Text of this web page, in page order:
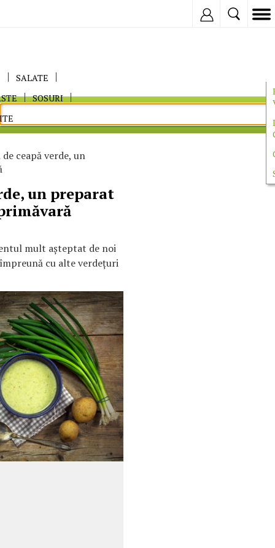
SALATE
SOSURI
ceapă verde, un
un preparat
mult aşteptat de noi
cu alte verdeţuri